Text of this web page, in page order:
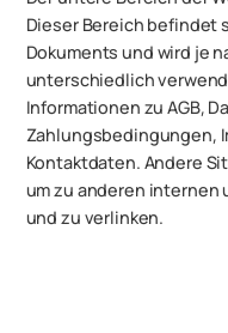
Dieser Bereich befindet
Dokuments und wird je
unterschiedlich
Informationen zu AGB,
Zahlungsbedingungen,
Kontaktdaten. Andere
um zu anderen internen
und zu verlinken.